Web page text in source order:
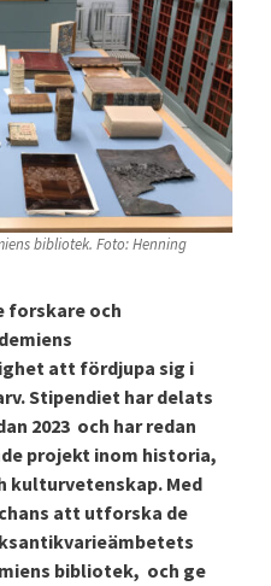
bibliotek. Foto: Henning
forskare och
att fördjupa sig i
Stipendiet har delats
2023 och har redan
projekt inom historia,
kulturvetenskap. Med
att utforska de
bibliotek, och ge